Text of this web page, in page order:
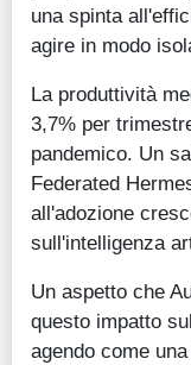
una spinta
agire in modo
La produttività
3,7% per
pandemico. Un
Federated
all'adozione
sull'intelligenza
Un aspetto che
questo impatto
agendo come